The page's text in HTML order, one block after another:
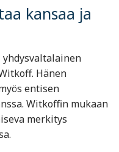
kansaa ja
Hänen
entisen
Witkoffin mukaan
merkitys